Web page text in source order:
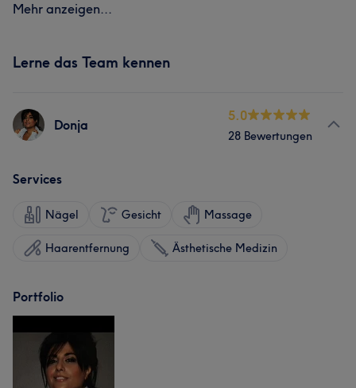
Mehr anzeigen...
Lerne das Team kennen
Donja
5.0
28 Bewertungen
Services
Nägel Gesicht Massage
Haarentfernung Ästhetische Medizin
Portfolio